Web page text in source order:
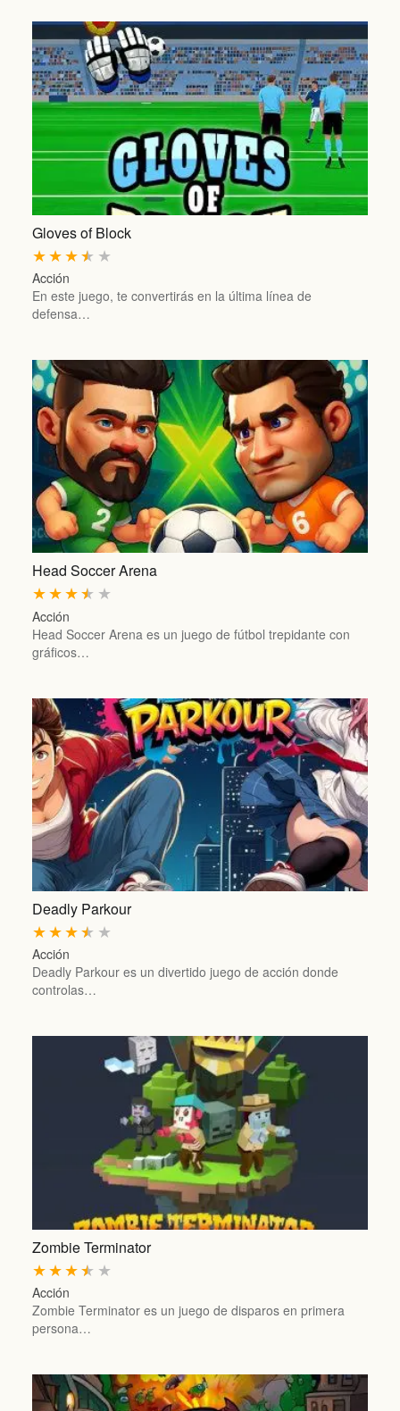
Gloves of Block
★
★
★
★
★
Acción
En este juego, te convertirás en la última línea de
defensa…
Head Soccer Arena
★
★
★
★
★
Acción
Head Soccer Arena es un juego de fútbol trepidante con
gráficos…
Deadly Parkour
★
★
★
★
★
Acción
Deadly Parkour es un divertido juego de acción donde
controlas…
Zombie Terminator
★
★
★
★
★
Acción
Zombie Terminator es un juego de disparos en primera
persona…